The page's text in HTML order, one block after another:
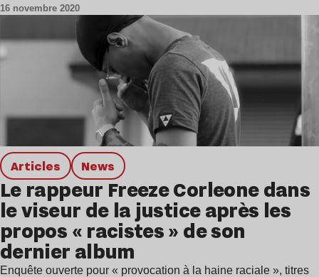
16 novembre 2020
Articles news
Le rappeur Freeze Corleone dans
le viseur de la justice après les
propos « racistes » de son
dernier album
Enquête ouverte pour « provocation à la haine raciale », titres